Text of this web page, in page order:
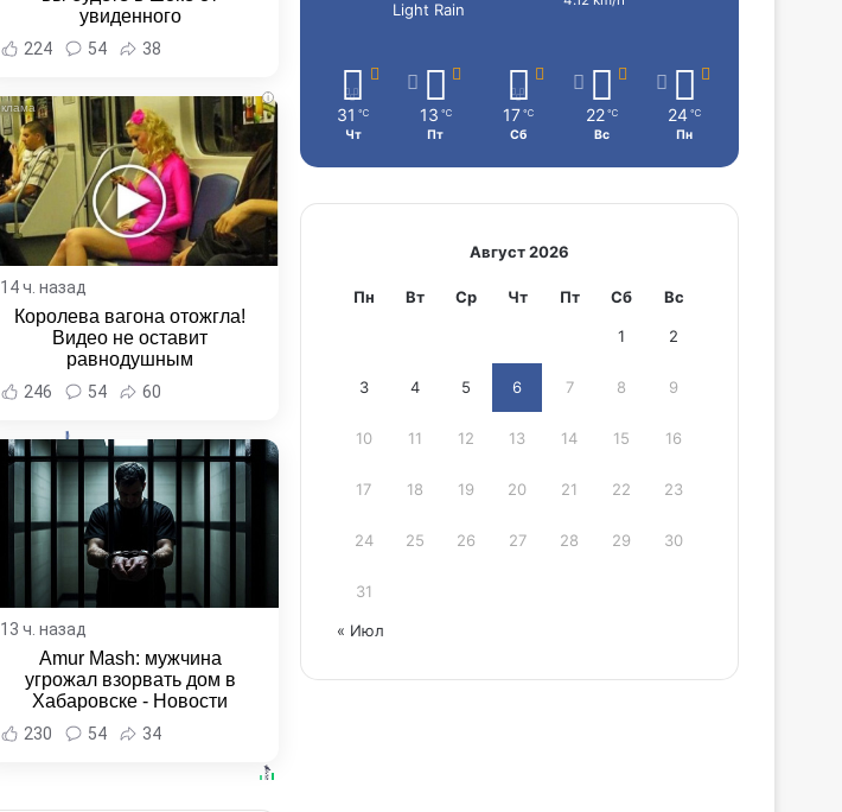
увиденного
224 54 38
i
14 ч. назад
Королева вагона отожгла!
Видео не оставит
равнодушным
246 54 60
13 ч. назад
Amur Mash: мужчина
угрожал взорвать дом в
Хабаровске - Новости
Хабаровска и Хабаровского
края
230 54 34
Light Rain
31 ℃
Чт
13 ℃
Пт
17 ℃
Сб
22 ℃
Вс
24 ℃
Пн
Август 2026
Пн Вт Ср Чт Пт Сб Вс
1 2
3 4 5 6 7 8 9
10 11 12 13 14 15 16
17 18 19 20 21 22 23
24 25 26 27 28 29 30
31
« Июл